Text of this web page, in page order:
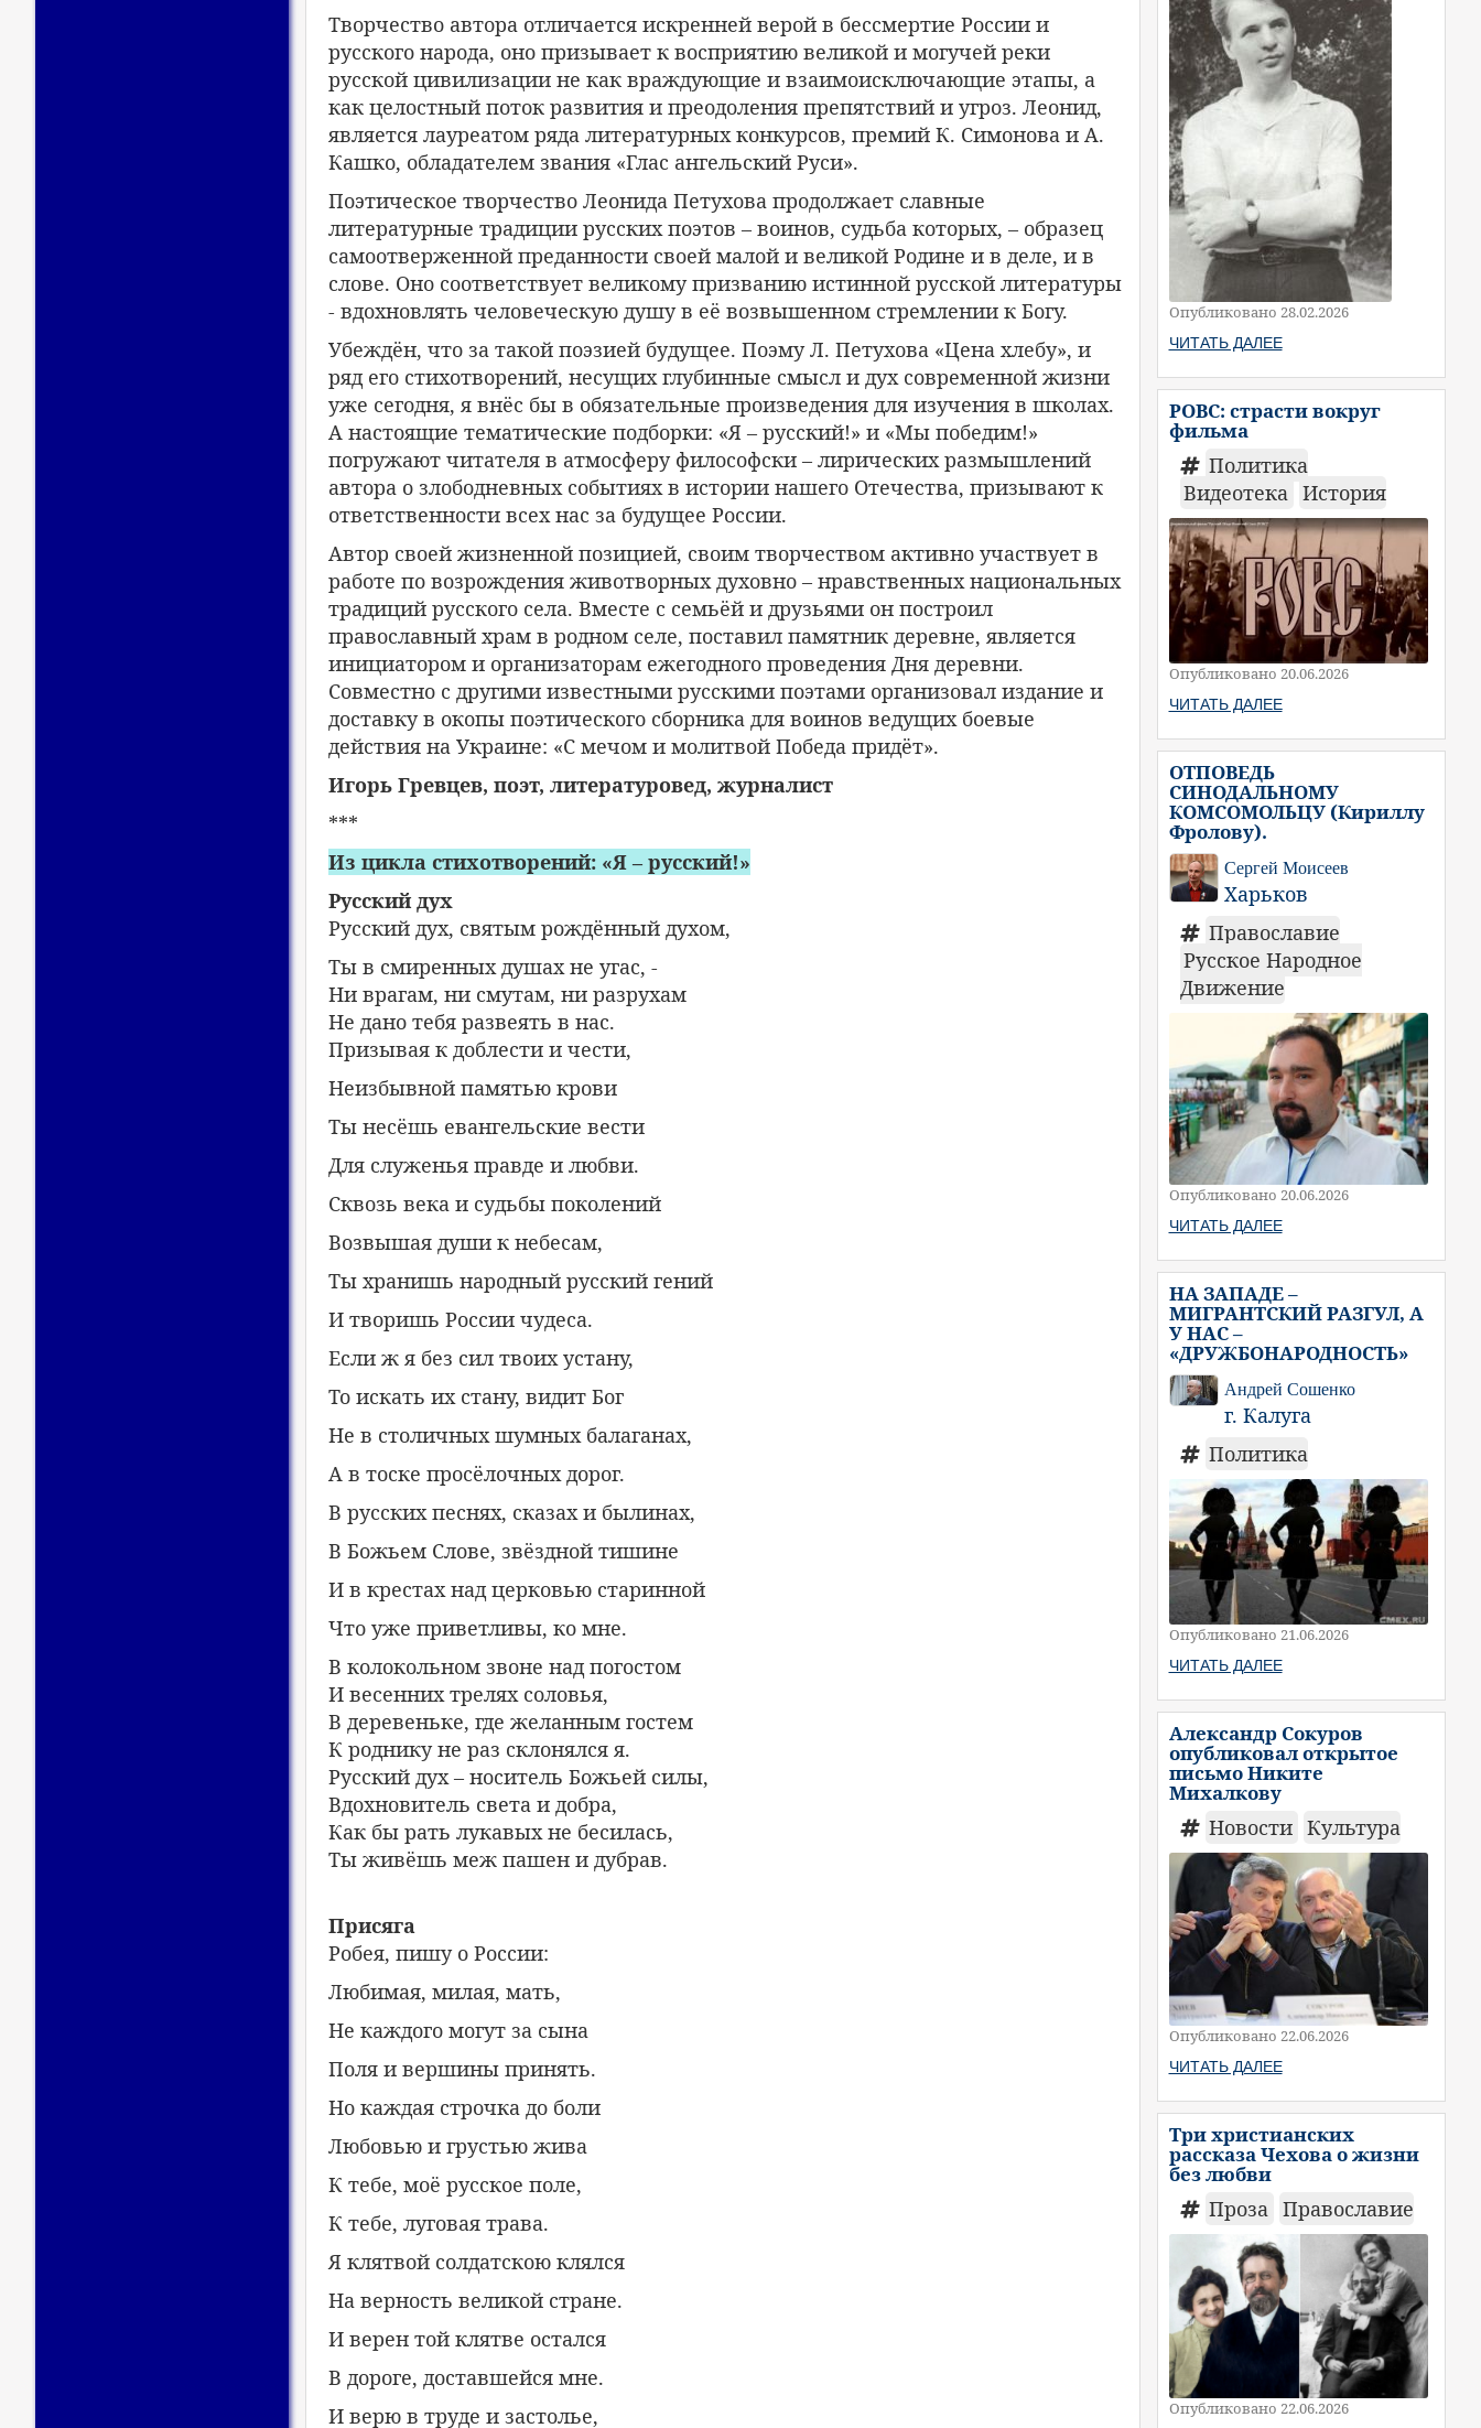
Творчество автора отличается искренней верой в бессмертие России и
русского народа, оно призывает к восприятию великой и могучей реки
русской цивилизации не как враждующие и взаимоисключающие этапы, а
как целостный поток развития и преодоления препятствий и угроз. Леонид,
является лауреатом ряда литературных конкурсов, премий К. Симонова и А.
Кашко, обладателем звания «Глас ангельский Руси».
Поэтическое творчество Леонида Петухова продолжает славные
литературные традиции русских поэтов – воинов, судьба которых, – образец
самоотверженной преданности своей малой и великой Родине и в деле, и в
слове. Оно соответствует великому призванию истинной русской литературы
- вдохновлять человеческую душу в её возвышенном стремлении к Богу.
Убеждён, что за такой поэзией будущее. Поэму Л. Петухова «Цена хлебу», и
ряд его стихотворений, несущих глубинные смысл и дух современной жизни
уже сегодня, я внёс бы в обязательные произведения для изучения в школах.
А настоящие тематические подборки: «Я – русский!» и «Мы победим!»
погружают читателя в атмосферу философски – лирических размышлений
автора о злободневных событиях в истории нашего Отечества, призывают к
ответственности всех нас за будущее России.
Автор своей жизненной позицией, своим творчеством активно участвует в
работе по возрождения животворных духовно – нравственных национальных
традиций русского села. Вместе с семьёй и друзьями он построил
православный храм в родном селе, поставил памятник деревне, является
инициатором и организаторам ежегодного проведения Дня деревни.
Совместно с другими известными русскими поэтами организовал издание и
доставку в окопы поэтического сборника для воинов ведущих боевые
действия на Украине: «С мечом и молитвой Победа придёт».
Игорь Гревцев, поэт, литературовед, журналист
***
Из цикла стихотворений: «Я – русский!»
Русский дух
Русский дух, святым рождённый духом,
Ты в смиренных душах не угас, -
Ни врагам, ни смутам, ни разрухам
Не дано тебя развеять в нас.
Призывая к доблести и чести,
Неизбывной памятью крови
Ты несёшь евангельские вести
Для служенья правде и любви.
Сквозь века и судьбы поколений
Возвышая души к небесам,
Ты хранишь народный русский гений
И творишь России чудеса.
Если ж я без сил твоих устану,
То искать их стану, видит Бог
Не в столичных шумных балаганах,
А в тоске просёлочных дорог.
В русских песнях, сказах и былинах,
В Божьем Слове, звёздной тишине
И в крестах над церковью старинной
Что уже приветливы, ко мне.
В колокольном звоне над погостом
И весенних трелях соловья,
В деревеньке, где желанным гостем
К роднику не раз склонялся я.
Русский дух – носитель Божьей силы,
Вдохновитель света и добра,
Как бы рать лукавых не бесилась,
Ты живёшь меж пашен и дубрав.
Присяга
Робея, пишу о России:
Любимая, милая, мать,
Не каждого могут за сына
Поля и вершины принять.
Но каждая строчка до боли
Любовью и грустью жива
К тебе, моё русское поле,
К тебе, луговая трава.
Я клятвой солдатскою клялся
На верность великой стране.
И верен той клятве остался
В дороге, доставшейся мне.
И верю в труде и застолье,
Опубликовано 28.02.2026
ЧИТАТЬ ДАЛЕЕ
РОВС: страсти вокруг
фильма
Политика
Видеотека История
Опубликовано 20.06.2026
ЧИТАТЬ ДАЛЕЕ
ОТПОВЕДЬ
СИНОДАЛЬНОМУ
КОМСОМОЛЬЦУ (Кириллу
Фролову).
Сергей Моисеев
Харьков
Православие
Русское Народное
Движение
Опубликовано 20.06.2026
ЧИТАТЬ ДАЛЕЕ
НА ЗАПАДЕ –
МИГРАНТСКИЙ РАЗГУЛ, А
У НАС –
«ДРУЖБОНАРОДНОСТЬ»
Андрей Сошенко
г. Калуга
Политика
Опубликовано 21.06.2026
ЧИТАТЬ ДАЛЕЕ
Александр Сокуров
опубликовал открытое
письмо Никите
Михалкову
Новости Культура
Опубликовано 22.06.2026
ЧИТАТЬ ДАЛЕЕ
Три христианских
рассказа Чехова о жизни
без любви
Проза Православие
Опубликовано 22.06.2026